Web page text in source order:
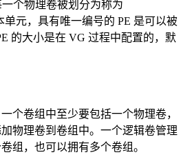
一个物理卷被划分为称为
单元，具有唯一编号的 PE 是可以被
的大小是在 VG 过程中配置的，默
个卷组中至少要包括一个物理卷，
物理卷到卷组中。一个逻辑卷管理
组，也可以拥有多个卷组。